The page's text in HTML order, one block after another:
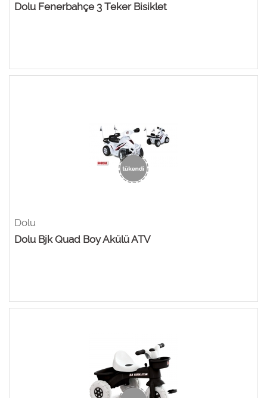
Dolu Fenerbahçe 3 Teker Bisiklet
Dolu
Dolu Bjk Quad Boy Akülü ATV